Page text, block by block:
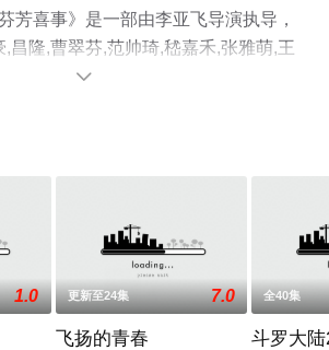
芳喜事》是一部由李亚飞导演执导，
,昌隆,曹翠芬,范帅琦,嵇嘉禾,张雅萌,王
,李海银,刘琳,李佳航,吴佳怡,刘坤,刘小
免费观看高清未删减完整版电视剧全

1.0 更新至24集 7.0
飞扬的青春
全40集
斗罗大陆